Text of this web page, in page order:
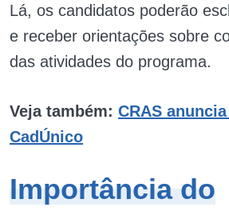
Lá, os candidatos poderão
e receber orientações sobre
das atividades do programa.
Veja também: CRAS
CadÚnico
Importância do